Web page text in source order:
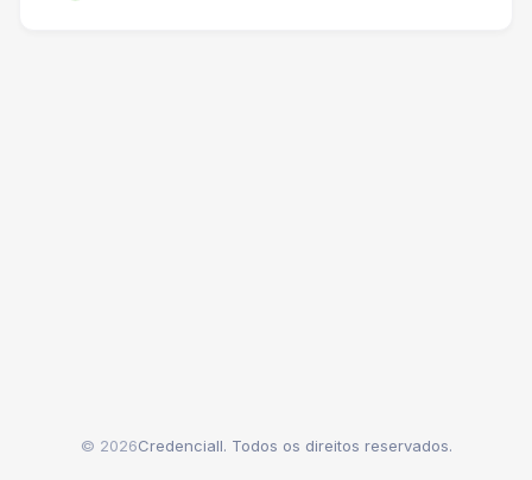
© 2026Credenciall. Todos os direitos reservados.